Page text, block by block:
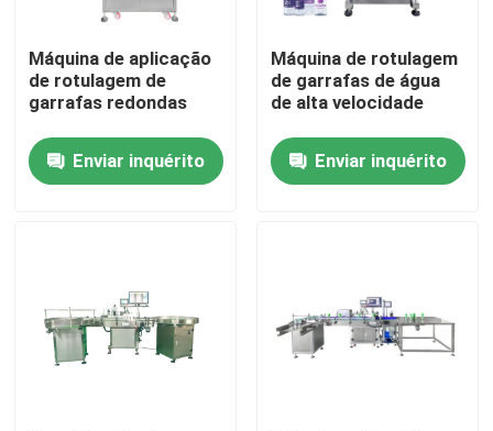
Casa
Produtos
Vídeos
Excursão da fábrica
Máquina de aplicação
de rotulagem de
garrafas redondas
Enviar inquérito
Máquina de rotulagem
de garrafas de água
de alta velocidade
Enviar inquérito